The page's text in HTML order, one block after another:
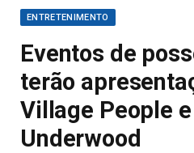
ENTRETENIMENTO
Eventos de
terão
Village People
Underwood